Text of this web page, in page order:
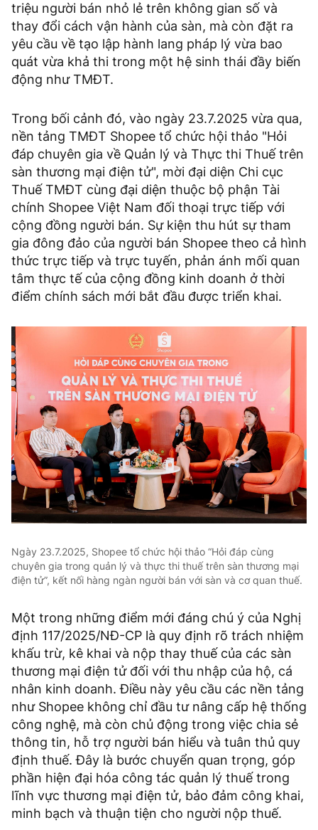
triệu người bán nhỏ lẻ trên không gian số và
thay đổi cách vận hành của sàn, mà còn đặt ra
yêu cầu về tạo lập hành lang pháp lý vừa bao
quát vừa khả thi trong một hệ sinh thái đầy biến
động như TMĐT.
Trong bối cảnh đó, vào ngày 23.7.2025 vừa qua,
nền tảng TMĐT Shopee tổ chức hội thảo "Hỏi
đáp chuyên gia về Quản lý và Thực thi Thuế trên
sàn thương mại điện tử", mời đại diện Chi cục
Thuế TMĐT cùng đại diện thuộc bộ phận Tài
chính Shopee Việt Nam đối thoại trực tiếp với
cộng đồng người bán. Sự kiện thu hút sự tham
gia đông đảo của người bán Shopee theo cả hình
thức trực tiếp và trực tuyến, phản ánh mối quan
tâm thực tế của cộng đồng kinh doanh ở thời
điểm chính sách mới bắt đầu được triển khai.
Ngày 23.7.2025, Shopee tổ chức hội thảo “Hỏi đáp cùng
chuyên gia trong quản lý và thực thi thuế trên sàn thương mại
điện tử”, kết nối hàng ngàn người bán với sàn và cơ quan thuế.
Một trong những điểm mới đáng chú ý của Nghị
định 117/2025/NĐ-CP là quy định rõ trách nhiệm
khấu trừ, kê khai và nộp thay thuế của các sàn
thương mại điện tử đối với thu nhập của hộ, cá
nhân kinh doanh. Điều này yêu cầu các nền tảng
như Shopee không chỉ đầu tư nâng cấp hệ thống
công nghệ, mà còn chủ động trong việc chia sẻ
thông tin, hỗ trợ người bán hiểu và tuân thủ quy
định thuế. Đây là bước chuyển quan trọng, góp
phần hiện đại hóa công tác quản lý thuế trong
lĩnh vực thương mại điện tử, bảo đảm công khai,
minh bạch và thuận tiện cho người nộp thuế.